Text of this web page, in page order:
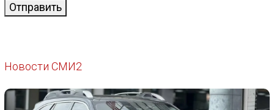
Отправить
Новости СМИ2